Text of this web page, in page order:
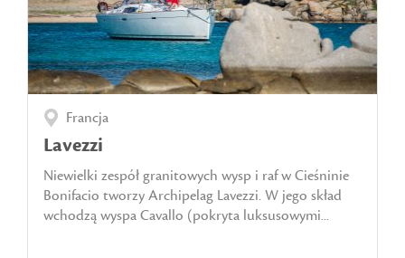
Francja
Lavezzi
Niewielki zespół granitowych wysp i raf w Cieśninie
Bonifacio tworzy Archipelag Lavezzi. W jego skład
wchodzą wyspa Cavallo (pokryta luksusowymi...